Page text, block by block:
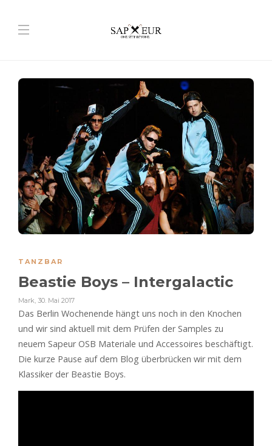
TANZBAR
Beastie Boys – Intergalactic
Mark, 30. Mai 2017
Das Berlin Wochenende hängt uns noch in den Knochen
und wir sind aktuell mit dem Prüfen der Samples zu
neuem Sapeur OSB Materiale und Accessoires beschäftigt.
Die kurze Pause auf dem Blog überbrücken wir mit dem
Klassiker der Beastie Boys.